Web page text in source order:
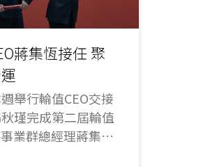
蔣集恆接任 聚
舉行輪值CEO交接
瑾完成第二屆輪值
業群總經理蔣集恆
職位，並於4月1